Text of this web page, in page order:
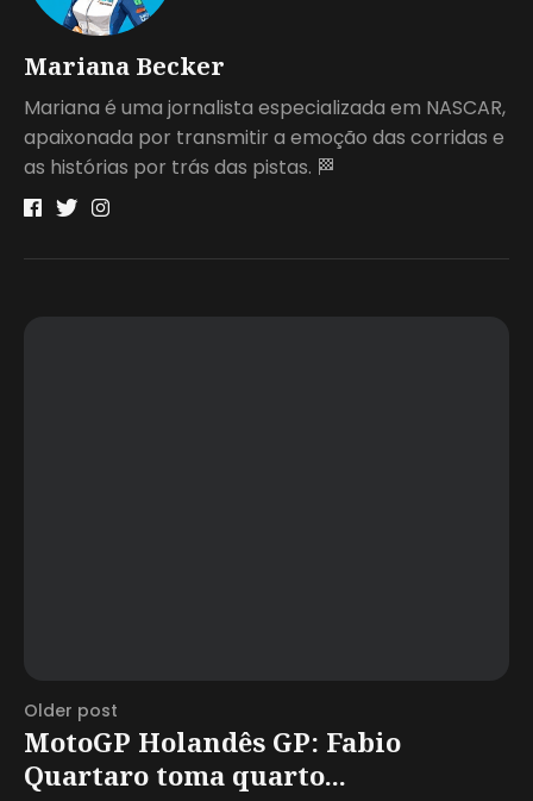
Mariana Becker
Mariana é uma jornalista especializada em NASCAR,
apaixonada por transmitir a emoção das corridas e
as histórias por trás das pistas. 🏁
Older post
MotoGP Holandês GP: Fabio
Quartaro toma quarto...